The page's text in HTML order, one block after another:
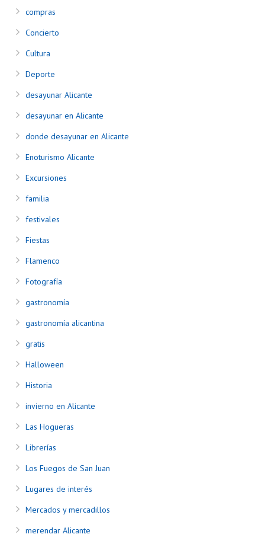
compras
Concierto
Cultura
Deporte
desayunar Alicante
desayunar en Alicante
donde desayunar en Alicante
Enoturismo Alicante
Excursiones
familia
festivales
Fiestas
Flamenco
Fotografía
gastronomía
gastronomía alicantina
gratis
Halloween
Historia
invierno en Alicante
Las Hogueras
Librerías
Los Fuegos de San Juan
Lugares de interés
Mercados y mercadillos
merendar Alicante